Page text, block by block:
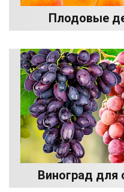
Плодовые
Виноград для